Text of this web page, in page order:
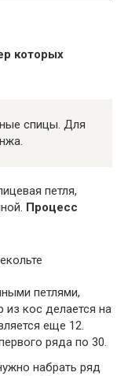
которых
спицы. Для
петля,
Процесс
петлями,
кос делается на
еще 12.
ряда по 30.
набрать ряд